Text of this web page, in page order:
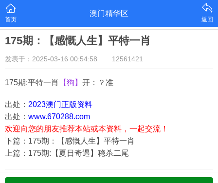
首页
澳门精华区
返回
175期：【感慨人生】平特一肖
发表于：2025-03-16 00:54:58 12561421
175期:平特一肖 【狗】 开：？准
出处： 2023澳门正版资料
出处： www.670288.com
欢迎向您的朋友推荐本站或本资料，一起交流！
下篇：175期：【感慨人生】平特一肖
上篇：175期:【夏日奇遇】稳杀二尾